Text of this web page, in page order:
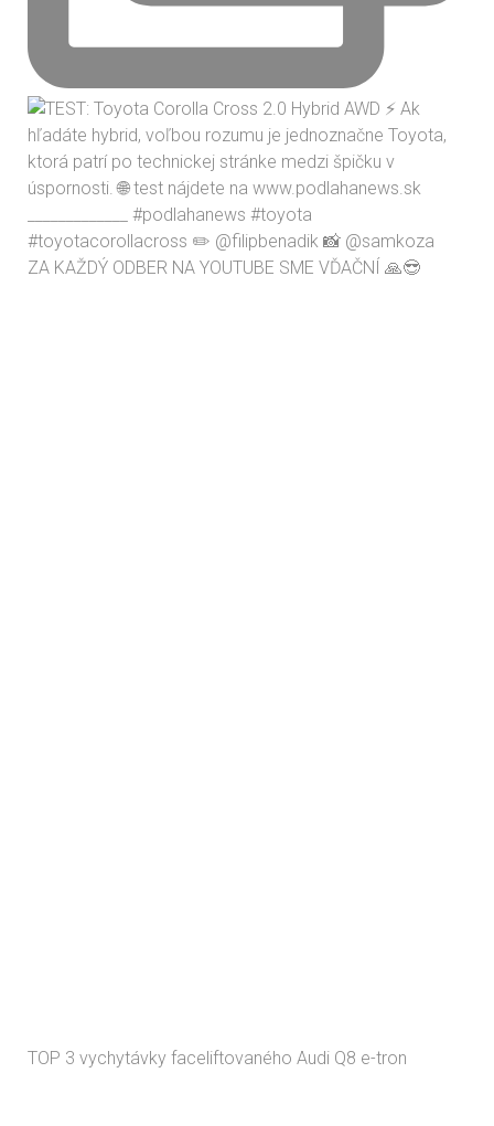
ZA KAŽDÝ ODBER NA YOUTUBE SME VĎAČNÍ 🙏😎
TOP 3 vychytávky faceliftovaného Audi Q8 e-tron